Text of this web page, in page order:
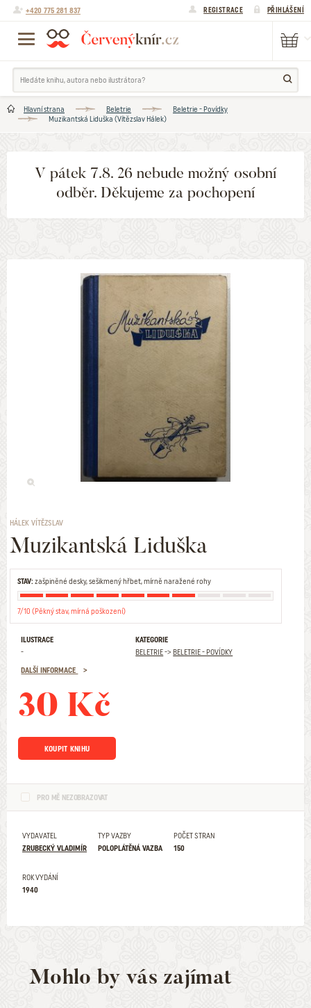
+420 775 281 837 REGISTRACE PŘIHLÁŠENÍ
Hlavní strana Beletrie
Beletrie - Povídky
Muzikantská Liduška (Vítězslav Hálek)
V pátek 7.8. 26 nebude možný osobní
odběr. Děkujeme za pochopení
HÁLEK VÍTĚZSLAV
Muzikantská Liduška
STAV:zašpiněné desky, sešikmený hřbet, mírně naražené rohy
7/10 (Pěkný stav, mírná poškození)
ILUSTRACE
-
KATEGORIE
BELETRIE->BELETRIE - POVÍDKY
DALŠÍ INFORMACE
30 Kč
KOUPIT KNIHU
PRO MĚ NEZOBRAZOVAT
VYDAVATEL
ZRUBECKÝ VLADIMÍR
TYP VAZBY
POLOPLÁTĚNÁ VAZBA
POČET STRAN
150
ROK VYDÁNÍ
1940
Mohlo by vás zajímat